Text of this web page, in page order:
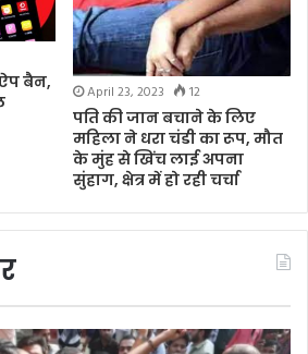
बैन,
April 23, 2023
12
पति की जान बचाने के लिए
महिला ने धरा चंडी का रूप, मौत
के मुंह से खिंच लाई अपना
सुंहाग, क्षेत्र में हो रही चर्चा